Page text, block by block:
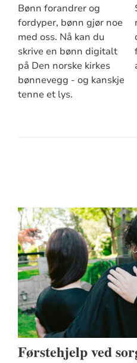
Bønn forandrer og
fordyper, bønn gjør noe
med oss. Nå kan du
skrive en bønn digitalt
på Den norske kirkes
bønnevegg - og kanskje
tenne et lys.
Førstehjelp ved